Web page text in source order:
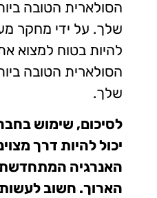
הסולארית הטובה
שלך. על ידי מחקר
להיות בטוח למצוא
הסולארית הטובה
שלך.
לסיכום, שימוש
יכול להיות דרך
האנרגיה המתחדשת
הארוך. חשוב